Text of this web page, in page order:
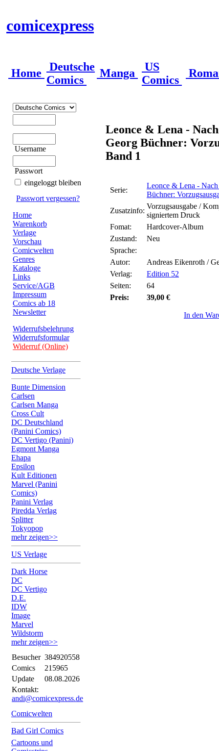
comicexpress
Home
Deutsche
Comics
Manga
US
Comics
Username
Passwort
eingeloggt bleiben
Passwort vergessen?
Home
Warenkorb
Verlage
Vorschau
Comicwelten
Genres
Kataloge
Links
Service/AGB
Impressum
Comics ab 18
Newsletter
Widerrufsbelehrung
Widerrufsformular
Widerruf (Online)
Deutsche Verlage
Bunte Dimension
Carlsen
Carlsen Manga
Cross Cult
DC Deutschland
(Panini Comics)
DC Vertigo (Panini)
Egmont Manga
Ehapa
Epsilon
Kult Editionen
Marvel (Panini
Comics)
Panini Verlag
Piredda Verlag
Splitter
Tokyopop
mehr zeigen>>
US Verlage
Dark Horse
DC
DC Vertigo
D.E.
IDW
Image
Marvel
Wildstorm
mehr zeigen>>
Besucher 384920558
Comics
215965
Update
08.08.2026
Kontakt:
andi@comicexpress.de
Comicwelten
Bad Girl Comics
Cartoons und
Leonce & Lena -
Georg Büchner:
Band 1
Serie:
Leonce & Lena -
Büchner:
Zusatzinfo:
Vorzugsausgabe /
signiertem Druck
Fomat:
Hardcover-Album
Zustand:
Neu
Sprache:
Autor:
Andreas Eikenroth /
Verlag:
Edition 52
Seiten:
64
Preis:
39,00 €
In den